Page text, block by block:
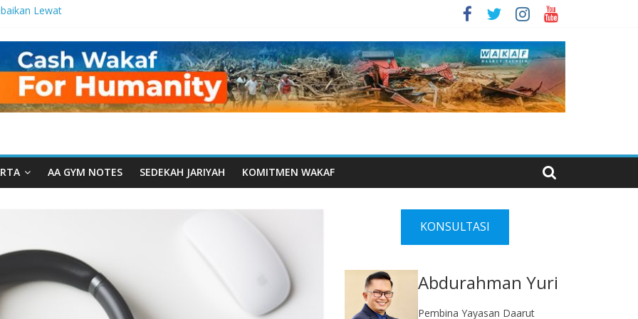
Lewat
Manfaat
dari Serua:
Yayasan
Daarut Tauhiid
Ketika
Wakaf
AA GYM NOTES SEDEKAH JARIYAH KOMITMEN WAKAF
KONSULTASI
Abdurahman Yuri
Pembina Yayasan Daarut